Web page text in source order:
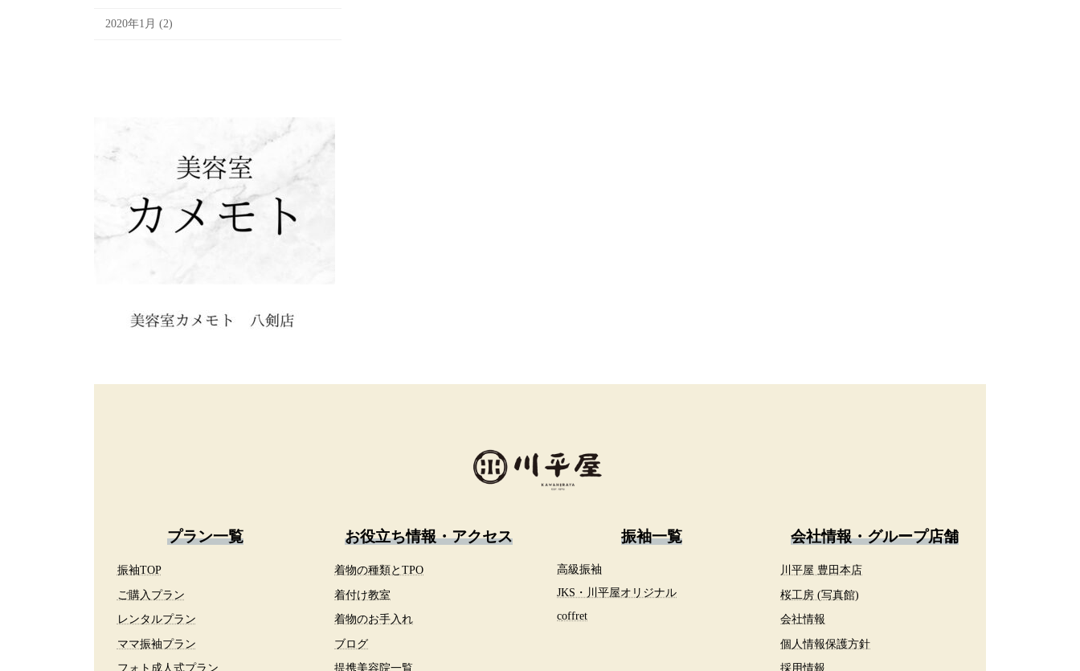
2020年1月 (2)
プラン一覧
振袖TOP
ご購入プラン
レンタルプラン
ママ振袖プラン
フォト成人式プラン
お役立ち情報・アクセス
着物の種類とTPO
着付け教室
着物のお手入れ
ブログ
提携美容院一覧
振袖一覧
高級振袖
JKS・川平屋オリジナル
coffret
会社情報・グループ店舗
川平屋 豊田本店
桜工房 (写真館)
会社情報
個人情報保護方針
採用情報